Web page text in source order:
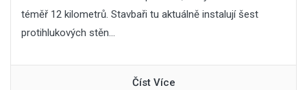
téměř 12 kilometrů. Stavbaři tu aktuálně instalují šest
protihlukových stěn...
Číst Více